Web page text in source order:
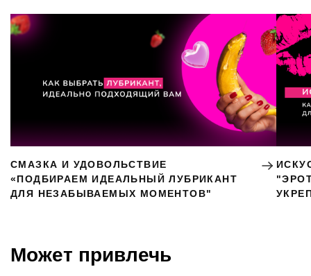
СМАЗКА И УДОВОЛЬСТВИЕ
«ПОДБИРАЕМ ИДЕАЛЬНЫЙ ЛУБРИКАНТ
ДЛЯ НЕЗАБЫВАЕМЫХ МОМЕНТОВ"
Может привлечь